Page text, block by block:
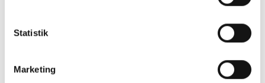
Statistik
Marketing
Køb trygt hos